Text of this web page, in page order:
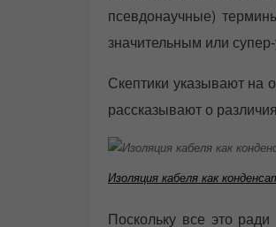
псевдонаучные)
значительным или
Скептики указывают на
рассказывают о
Изоляция кабеля как
Поскольку все это